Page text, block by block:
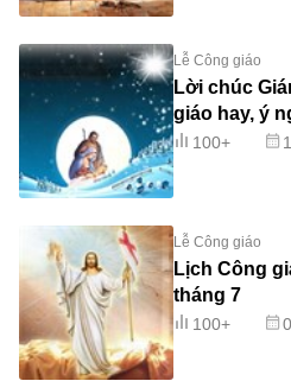
Lễ Công giáo
Lời chúc
giáo hay, ý
100+
Lễ Công giáo
Lịch Công
tháng 7
100+